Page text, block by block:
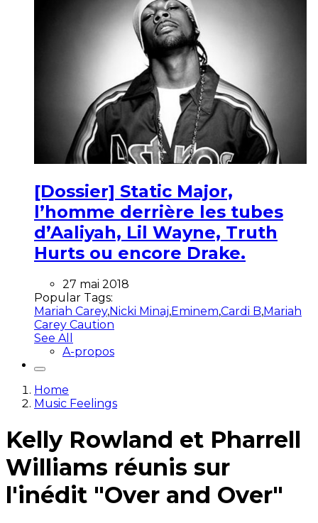
[Dossier] Static Major,
l’homme derrière les tubes
d’Aaliyah, Lil Wayne, Truth
Hurts ou encore Drake.
27 mai 2018
Popular Tags:
Mariah Carey,Nicki Minaj,Eminem,Cardi B,Mariah
Carey Caution
See All
A-propos
Home
Music Feelings
Kelly Rowland et Pharrell
Williams réunis sur
l'inédit "Over and Over"